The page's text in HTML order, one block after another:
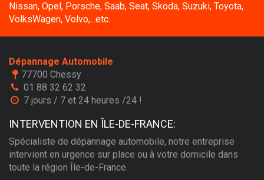
Nissan, Opel, Porsche, Saab, Seat, Skoda, Suzuki, Toyota,
VolksWagen, Volvo,...etc.
Dépannage Automobile
77700 Chessy
01 88 32 62 32
7 jours / 7 et 24 heures /24 !
INTERVENTION EN ÎLE-DE-FRANCE:
Spécialiste de dépannage automobile, notre entreprise
intervient en urgence sur place ou à votre domicile dans
toute la région Île-de-France.